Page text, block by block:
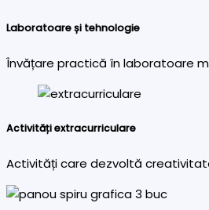
Laboratoare și tehnologie
Învățare practică în laboratoare
Activități extracurriculare
Activități care dezvoltă